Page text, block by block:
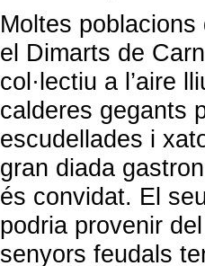
Moltes poblacions
el Dimarts de
col·lectiu a l’aire
calderes gegants
escudellades i
gran diada
és convidat. El
podria provenir
senyors feudals